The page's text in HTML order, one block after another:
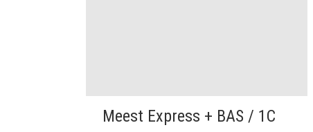
Meest Express + BAS / 1C